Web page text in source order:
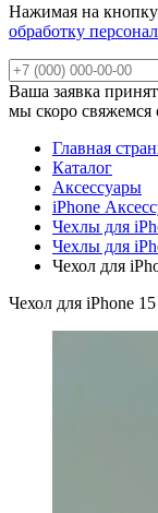
Нажимая на
обработку
Ваша заявка
мы скоро свяжемся
Главная
Каталог
Аксессуары
iPhone
Чехлы для
Чехлы для
Чехол для
Чехол для iPhone